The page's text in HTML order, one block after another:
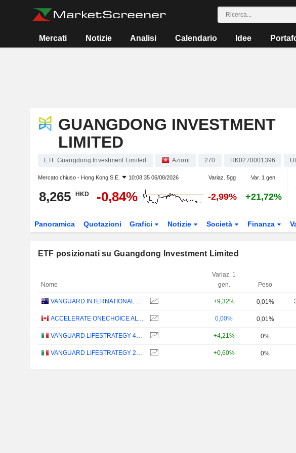
Mercati Notizie Analisi Calendario Idee
GUANGDONG INVESTMENT
LIMITED
ETF Guangdong Investment Limited Azioni 270 HK0270001396
Mercato chiuso - Hong Kong S.E. 10:08:35 06/08/2026 Variaz. 5gg Var. 1 gen.
8,265 HKD -0,84% -2,99% +21,72%
Panoramica Quotazioni Grafici Notizie Società Finanza
ETF posizionati su Guangdong Investment Limited
Nome
Variaz. 1
gen.
Peso
VANGUARD INTERNATIONAL EQUITY INDEX FUNDS - VANGUARD FTSE ALL-WORLD EX-US ETF +9,32% 0,01%
ACCELERATE ONECHOICE ALTERNATIVE PORTFOLIO ETF - CAD 0,00% 0,01%
VANGUARD LIFESTRATEGY 40% EQUITY UCITS ETF - DISTRIBUTING - EUR +4,21% 0%
VANGUARD LIFESTRATEGY 20% EQUITY UCITS ETF - DISTRIBUTING - EUR +0,60% 0%